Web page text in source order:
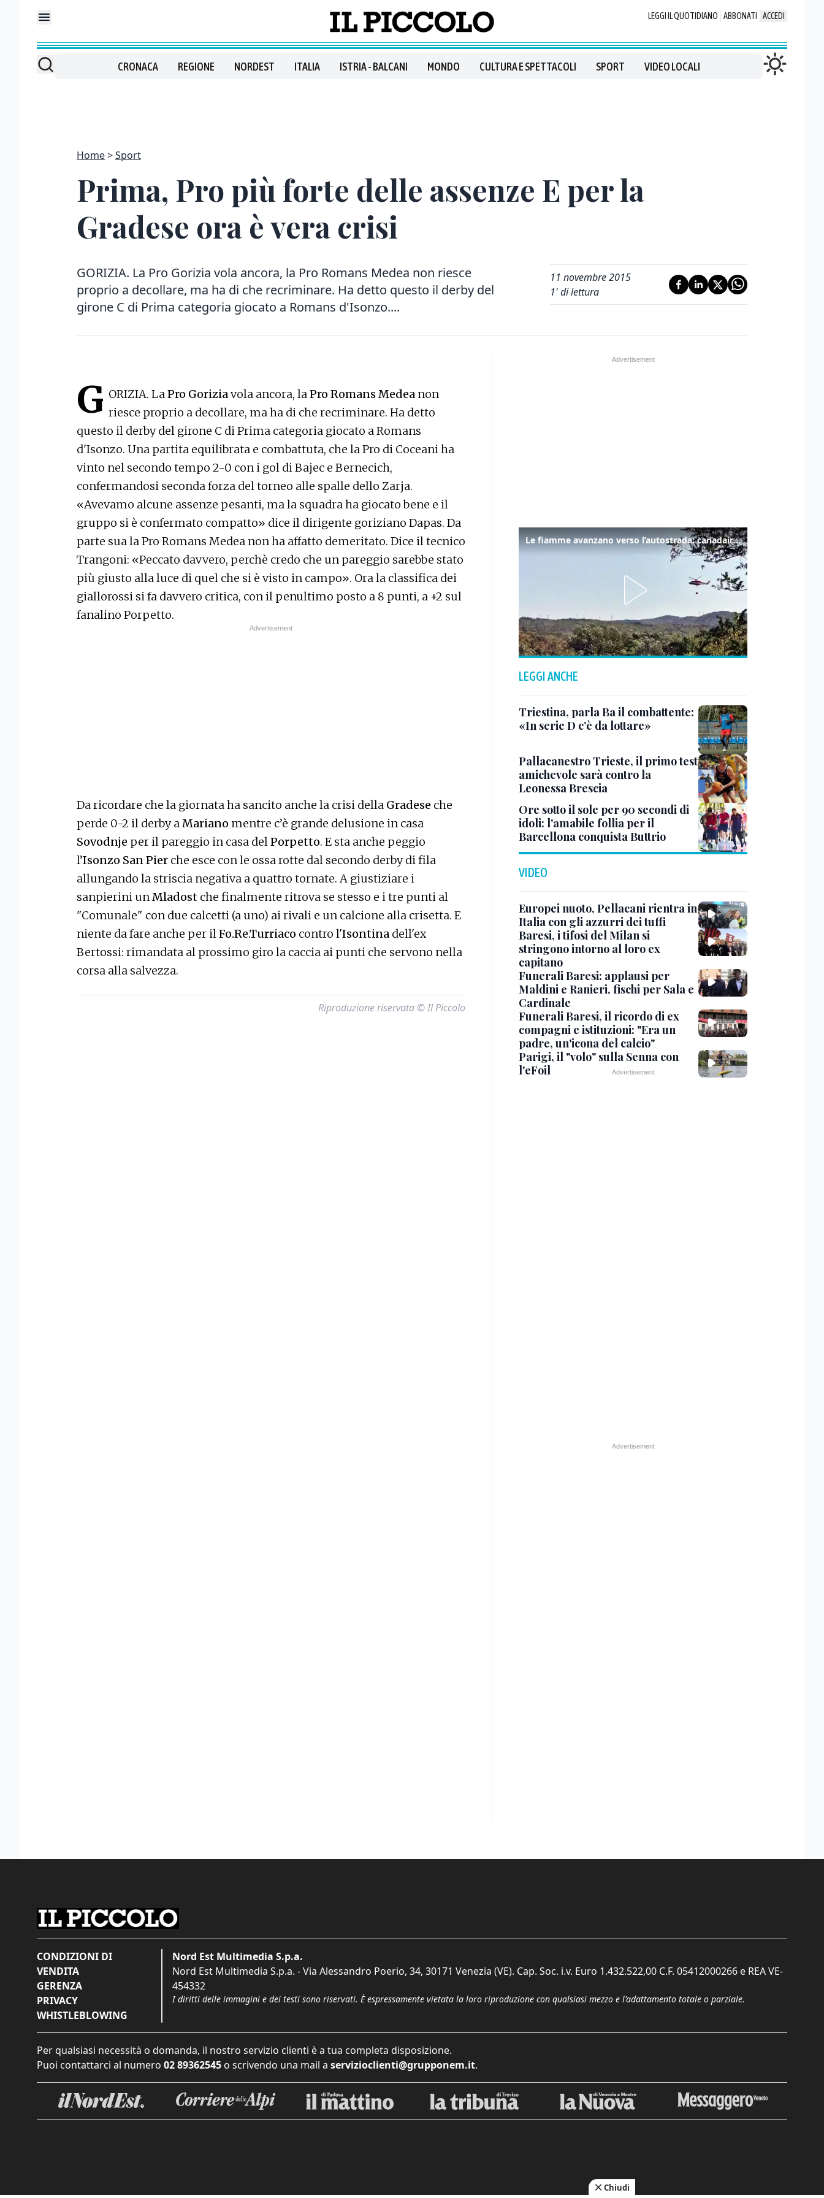
LEGGI IL QUOTIDIANO ABBONATI ACCEDI
CRONACA REGIONE NORDEST ITALIA ISTRIA - BALCANI MONDO CULTURA E SPETTACOLI SPORT VIDEO LOCALI
Home Sport
Prima, Pro più forte delle assenze E per la
Gradese ora è vera crisi
GORIZIA. La Pro Gorizia vola ancora, la Pro Romans Medea non riesce
proprio a decollare, ma ha di che recriminare. Ha detto questo il derby del
girone C di Prima categoria giocato a Romans d'Isonzo....
11 novembre 2015
1' di lettura
G ORIZIA. LaPro Goriziavola ancora, laPro Romans Medea non
riesce proprio a decollare, ma ha di che recriminare. Ha detto
questo il derby del girone C di Prima categoria giocato a Romans
d'Isonzo. Una partita equilibrata e combattuta, che la Pro di Coceani ha
vinto nel secondo tempo 2-0 con i gol di Bajec e Bernecich,
confermandosi seconda forza del torneo alle spalle dello Zarja.
«Avevamo alcune assenze pesanti, ma la squadra ha giocato bene e il
gruppo si è confermato compatto» dice il dirigente goriziano Dapas. Da
parte sua la Pro Romans Medea non ha affatto demeritato. Dice il tecnico
Trangoni: «Peccato davvero, perchè credo che un pareggio sarebbe stato
più giusto alla luce di quel che si è visto in campo». Ora la classifica dei
giallorossi si fa davvero critica, con il penultimo posto a 8 punti, a +2 sul
fanalino Porpetto.
Da ricordare che la giornata ha sancito anche la crisi della Gradese che
perde 0-2 il derby aMariano mentre c’è grande delusione in casa
Sovodnje per il pareggio in casa delPorpetto. E sta anche peggio
l’Isonzo San Pier che esce con le ossa rotte dal secondo derby di fila
allungando la striscia negativa a quattro tornate. A giustiziare i
sanpierini unMladost che finalmente ritrova se stesso e i tre punti al
"Comunale" con due calcetti (a uno) ai rivali e un calcione alla crisetta. E
niente da fare anche per ilFo.Re.Turriaco contro l'Isontina dell'ex
Bertossi: rimandata al prossimo giro la caccia ai punti che servono nella
corsa alla salvezza.
Riproduzione riservata © Il Piccolo
Le fiamme avanzano verso l’autostrada: canadair in azione tra Monfalcone e Duino
LEGGI ANCHE
Triestina, parla Ba il combattente:
«In serie D c’è da lottare»
Pallacanestro Trieste, il primo test
amichevole sarà contro la
Leonessa Brescia
Ore sotto il sole per 90 secondi di
idoli: l'amabile follia per il
Barcellona conquista Buttrio
VIDEO
Europei nuoto, Pellacani rientra in
Italia con gli azzurri dei tuffi
Baresi, i tifosi del Milan si
stringono intorno al loro ex
capitano
Funerali Baresi: applausi per
Maldini e Ranieri, fischi per Sala e
Cardinale
Funerali Baresi, il ricordo di ex
compagni e istituzioni: "Era un
padre, un'icona del calcio"
Parigi, il "volo" sulla Senna con
l'eFoil
CONDIZIONI DI
VENDITA
GERENZA
PRIVACY
WHISTLEBLOWING
Nord Est Multimedia S.p.a.
Nord Est Multimedia S.p.a. - Via Alessandro Poerio, 34, 30171 Venezia (VE). Cap. Soc. i.v. Euro 1.432.522,00 C.F. 05412000266 e REA VE-
454332
I diritti delle immagini e dei testi sono riservati. È espressamente vietata la loro riproduzione con qualsiasi mezzo e l'adattamento totale o parziale.
Per qualsiasi necessità o domanda, il nostro servizio clienti è a tua completa disposizione.
Puoi contattarci al numero 02 89362545 o scrivendo una mail a servizioclienti@grupponem.it.
Chiudi